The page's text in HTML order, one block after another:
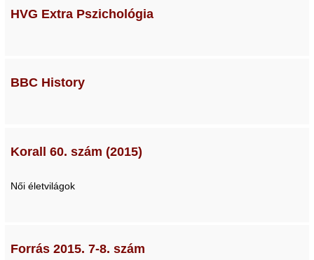
HVG Extra Pszichológia
BBC History
Korall 60. szám (2015)
Női életvilágok
Forrás 2015. 7-8. szám